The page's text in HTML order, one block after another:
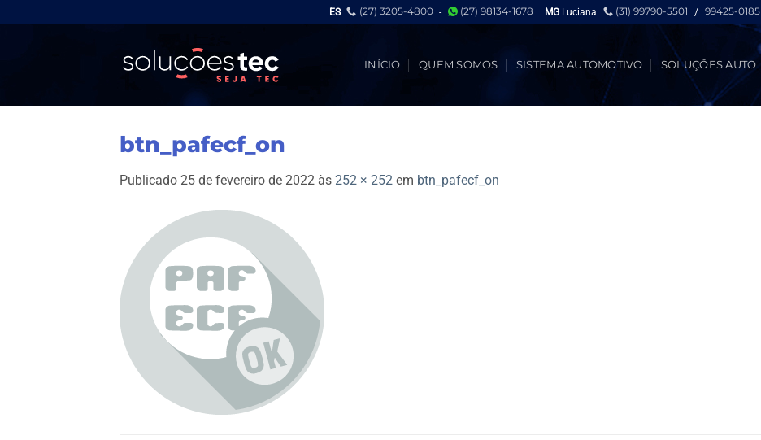
to
ES (27) 3205-4800 - (27) 98134-1678 | MG Luciana (31) 99790-5501 / 99425-0185
INÍCIO QUEM SOMOS SISTEMA AUTOMOTIVO SOLUÇÕES AUTO
btn_pafecf_on
Publicado 25 de fevereiro de 2022 às 252 × 252 em btn_pafecf_on